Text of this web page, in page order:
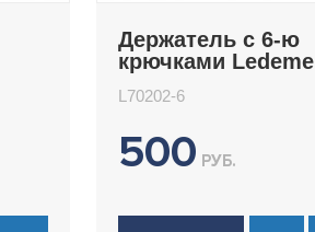
Держатель с 6-ю
крючками Ledeme
L70202-6
500 РУБ.